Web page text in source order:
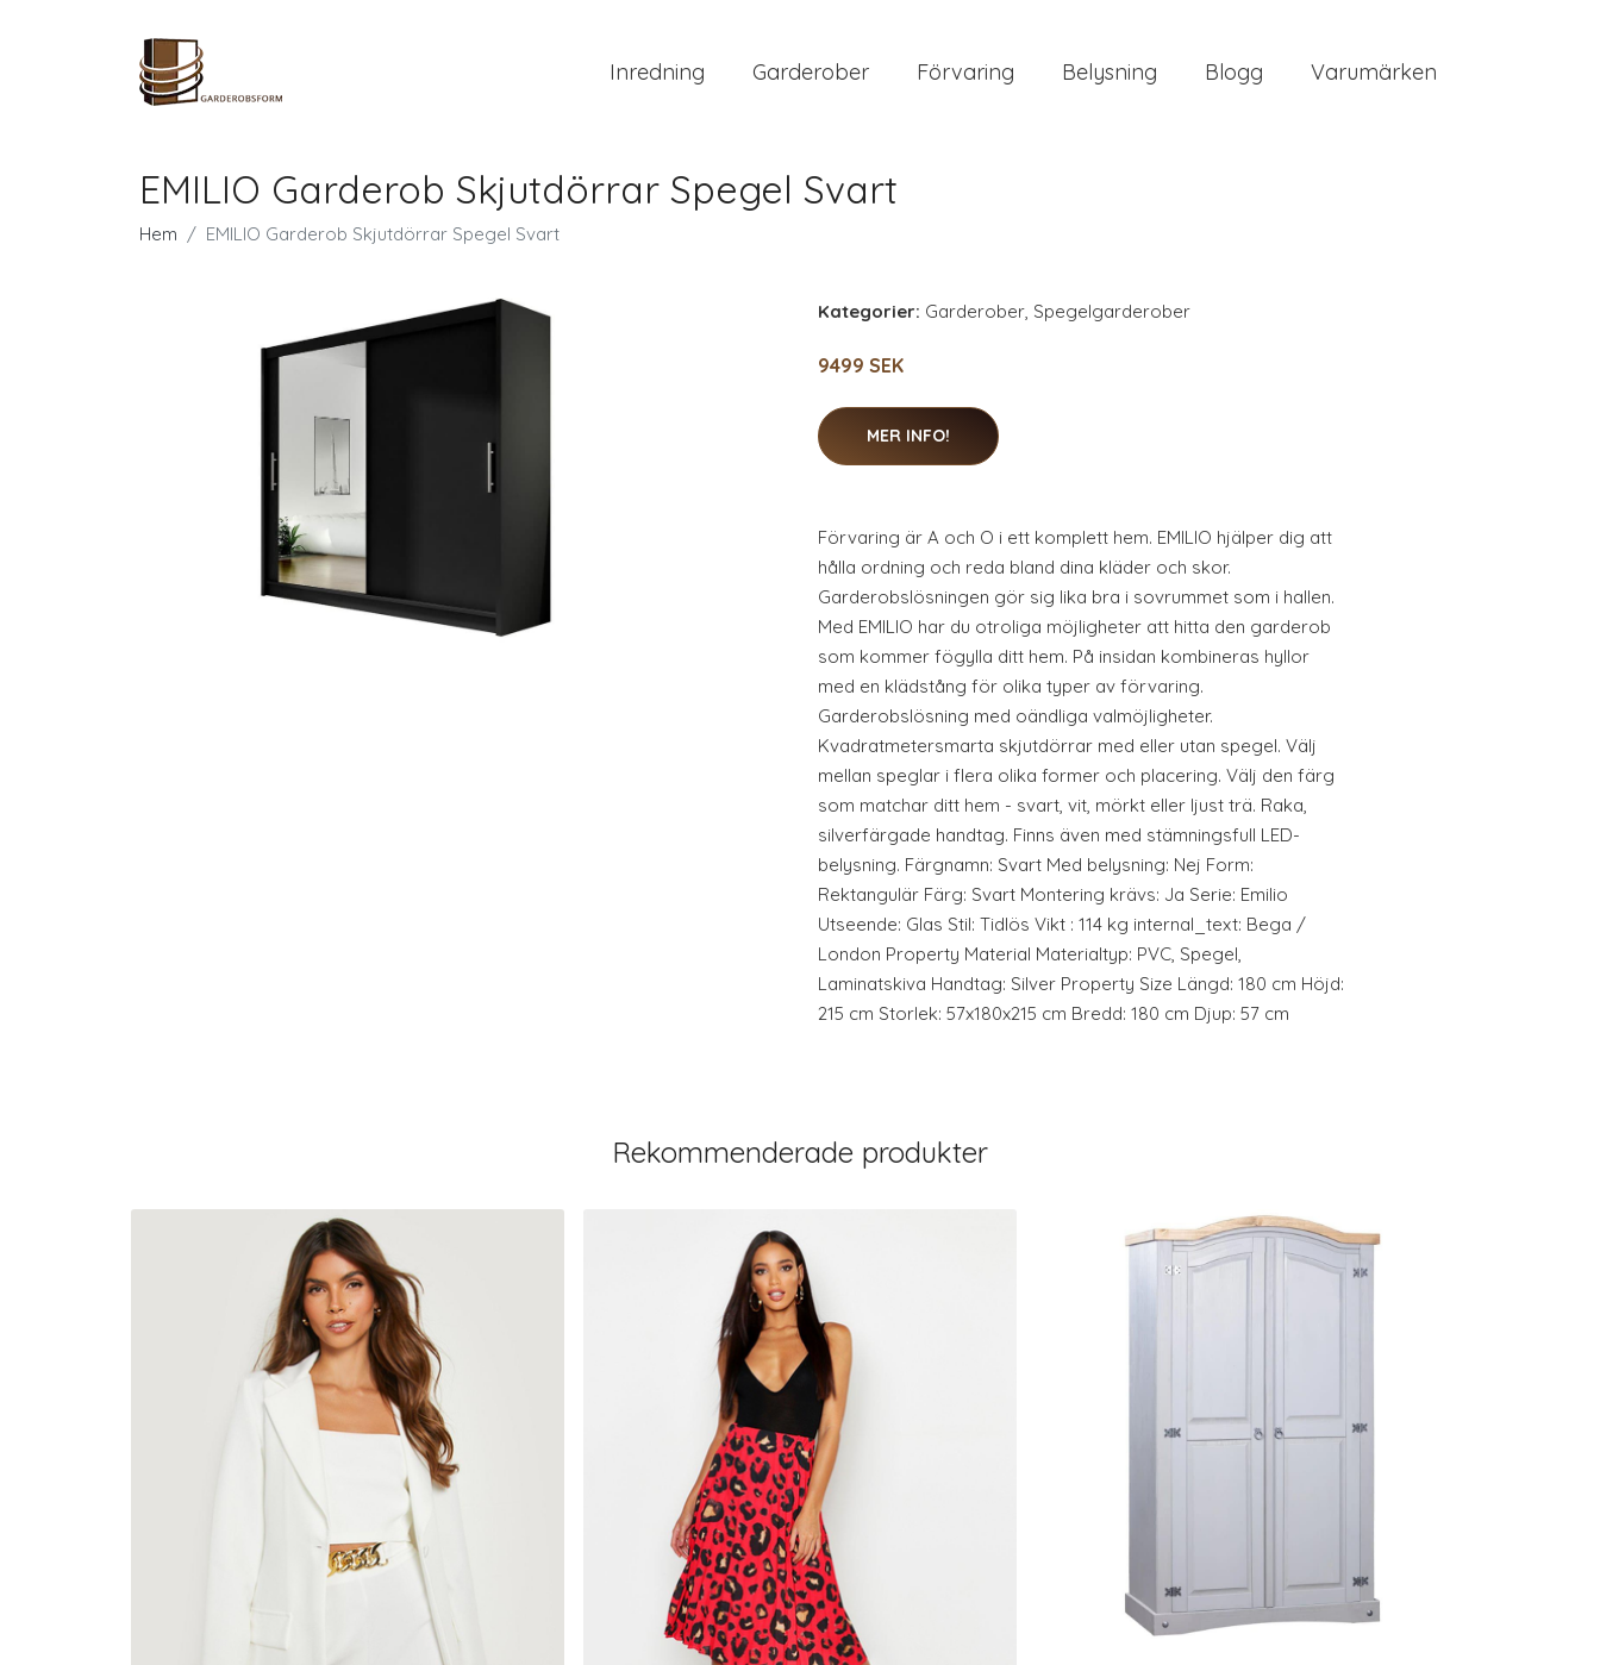
Inredning Garderober Förvaring Belysning Blogg Varumärken
EMILIO Garderob Skjutdörrar Spegel Svart
Hem EMILIO Garderob Skjutdörrar Spegel Svart
Kategorier: Garderober, Spegelgarderober
9499 SEK
MER INFO!
Förvaring är A och O i ett komplett hem. EMILIO hjälper dig att
hålla ordning och reda bland dina kläder och skor.
Garderobslösningen gör sig lika bra i sovrummet som i hallen.
Med EMILIO har du otroliga möjligheter att hitta den garderob
som kommer fögylla ditt hem. På insidan kombineras hyllor
med en klädstång för olika typer av förvaring.
Garderobslösning med oändliga valmöjligheter.
Kvadratmetersmarta skjutdörrar med eller utan spegel. Välj
mellan speglar i flera olika former och placering. Välj den färg
som matchar ditt hem - svart, vit, mörkt eller ljust trä. Raka,
silverfärgade handtag. Finns även med stämningsfull LED-
belysning. Färgnamn: Svart Med belysning: Nej Form:
Rektangulär Färg: Svart Montering krävs: Ja Serie: Emilio
Utseende: Glas Stil: Tidlös Vikt : 114 kg internal_text: Bega /
London Property Material Materialtyp: PVC, Spegel,
Laminatskiva Handtag: Silver Property Size Längd: 180 cm Höjd:
215 cm Storlek: 57x180x215 cm Bredd: 180 cm Djup: 57 cm
Rekommenderade produkter